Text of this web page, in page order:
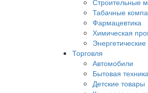
Строительные
Табачные
Фармацевтика
Химическая
Торговля
Автомобили
Бытовая
Детские товары